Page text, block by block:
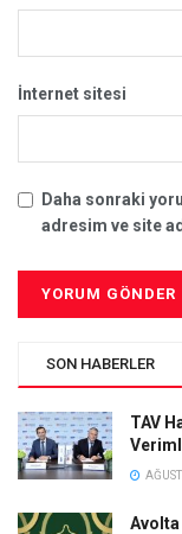
İnternet sitesi
Daha sonraki
adresim ve site
SON HABERLER
TAV
Avolta